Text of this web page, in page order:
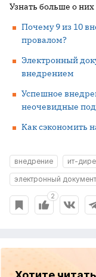
Узнать больше о
Почему 9 из 10
провалом?
Электронный
внедрением
Успешное
неочевидные
Как сэкономить
внедрение ит-
электронный
2